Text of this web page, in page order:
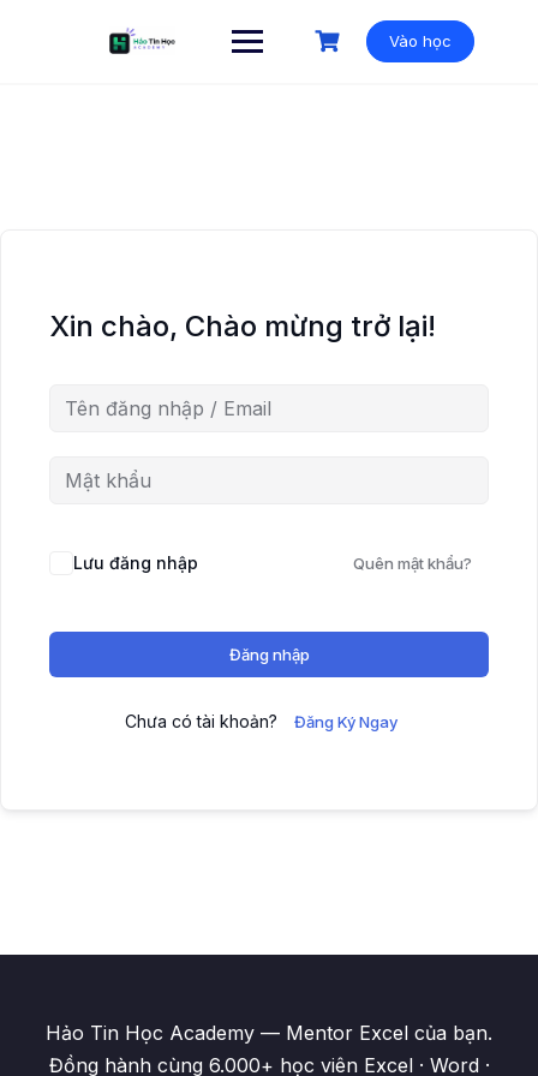
Vào học
Xin chào, Chào mừng trở lại!
Lưu đăng nhập Quên mật khẩu?
Đăng nhập
Chưa có tài khoản? Đăng Ký Ngay
Hảo Tin Học Academy — Mentor Excel của bạn.
Đồng hành cùng 6.000+ học viên Excel · Word ·